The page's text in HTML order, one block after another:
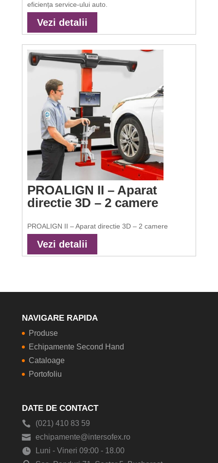
eficiența service-ului auto.
Vezi detalii
PROALIGN II – Aparat
directie 3D – 2 camere
PROALIGN II – Aparat directie 3D – 2 camere
Vezi detalii
NAVIGARE RAPIDA
Produse
Echipamente Second Hand
Cataloage
Portofoliu
DATE DE CONTACT
(021) 410 83 59
echipamente@intersofex.ro
Luni - Vineri 09:00 - 18.00